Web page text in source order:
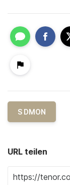
S DMON
URL teilen